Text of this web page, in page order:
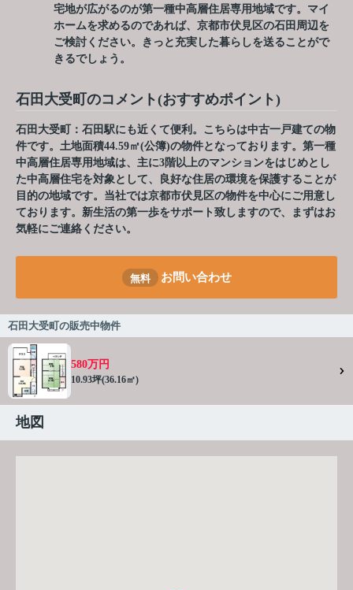
宅地が広がるのが第一種中高層住居専用地域です。マイ
ホームを求めるのであれば、京都市伏見区の石田周辺を
ご検討ください。きっと充実した暮らしを送ることがで
きるでしょう。
石田大受町のコメント(おすすめポイント)
石田大受町：石田駅にも近くて便利。こちらは中古一戸建ての物
件です。土地面積44.59㎡(公簿)の物件となっております。第一種
中高層住居専用地域は、主に3階以上のマンションをはじめとし
た中高層住宅を対象として、良好な住居の環境を保護することが
目的の地域です。当社では京都市伏見区の物件を中心にご用意し
ております。新生活の第一歩をサポート致しますので、まずはお
気軽にご連絡ください。
無料 お問い合わせ
石田大受町の販売中物件
580万円
10.93坪(36.16㎡)
地図